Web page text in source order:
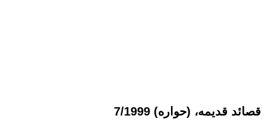
قصائد قديمه، (حواره) 7/1999